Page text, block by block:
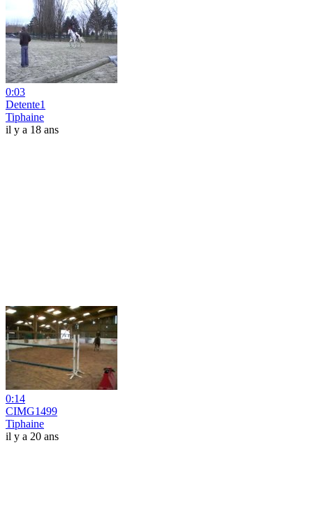
0:03
Detente1
Tiphaine
il y a 18 ans
0:14
CIMG1499
Tiphaine
il y a 20 ans